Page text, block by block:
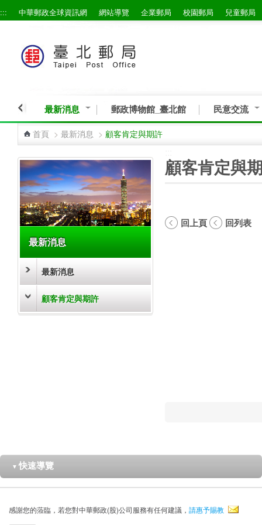
跳到主要內容區塊
::: 中華郵政全球資訊網 網站導覽 企業郵局 校園郵局 兒童郵局
最新消息 郵政博物館_臺北館 民意交流
首頁 > 最新消息 > 顧客肯定與期許
最新消息
最新消息
顧客肯定與期許
顧客肯定與
回上頁 回列表
▼ 快速導覽
感謝您的蒞臨，若您對中華郵政(股)公司服務有任何建議， 請惠予賜教